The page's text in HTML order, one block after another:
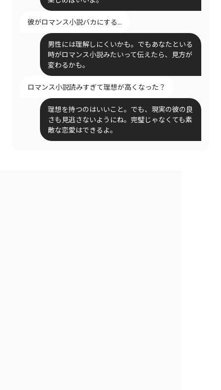
彼がロマンス小説バカにする...
男性には理解しにくいかも。でもあなたといる
時がロマンス小説みたいって伝えたら、見方が
変わるかも。
ロマンス小説読みすぎて理想が高くなった？
理想を持つのはいいこと。でも、現実の彼の良
さも見逃さないようにね。完璧じゃなくても素
敵な恋愛はできるよ。